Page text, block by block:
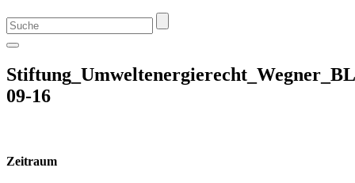
09-16
Zeitraum